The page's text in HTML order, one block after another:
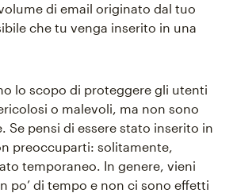
di email originato dal tuo
che tu venga inserito in una
lo scopo di proteggere gli utenti
o malevoli, ma non sono
Se pensi di essere stato inserito in
preoccuparti: solitamente,
temporaneo. In genere, vieni
po’ di tempo e non ci sono effetti